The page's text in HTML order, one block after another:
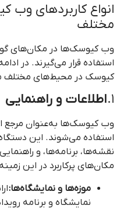
انواع کاربردهای
مختلف
وب کیوسک‌ها در مکان‌های
استفاده قرار می‌گیرند. در
کیوسک در محیط‌های مختلف
1. اطلاعات و راهنمایی
وب کیوسک‌ها به‌عنوان مرجع
استفاده می‌شوند. این
نقشه‌ها، برنامه‌ها، و
مکان‌های پرکاربرد در این
موزه‌ها و نمایشگاه‌ها:
نمایشگاه و برنامه